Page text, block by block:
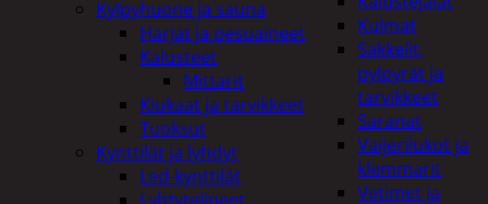
Kulmat
Sakkelit,
pylpyrät ja
tarvikkeet
Saranat
Vaijerilukot ja
klemmarit
Vetimet ja
Kylpyhuone ja sauna
Harjat ja pesuaineet
Kalusteet
Mittarit
Kiukaat ja tarvikkeet
Tuoksut
Kynttilät ja lyhdyt
Led-kynttilät